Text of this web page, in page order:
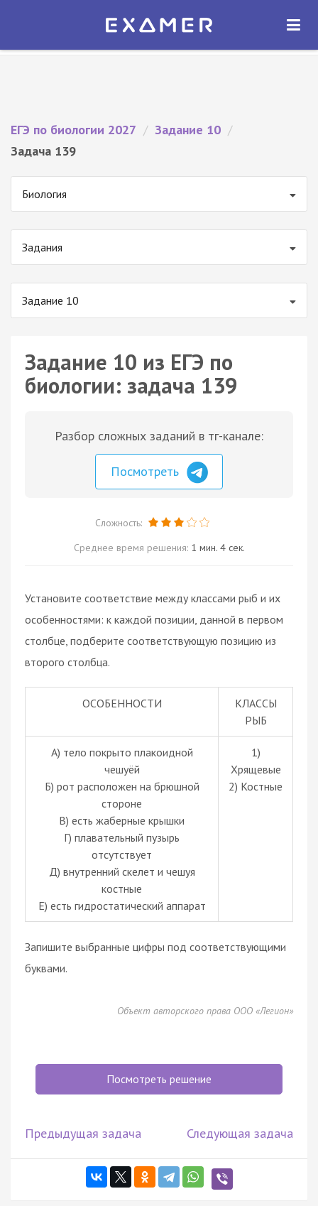
Экзамер — ЕГЭ 2027
ОТКРЫТЬ
ЕГЭ по биологии 2027 / Задание 10 /
Задача 139
Биология
Задания
Задание 10
Задание 10 из ЕГЭ по
биологии: задача 139
Разбор сложных заданий в тг-канале:
Посмотреть
Сложность:
Среднее время решения: 1 мин. 4 сек.
Установите соответствие между классами рыб и их
особенностями: к каждой позиции, данной в первом
столбце, подберите соответствующую позицию из
второго столбца.
ОСОБЕННОСТИ
КЛАССЫ
РЫБ
А) тело покрыто плакоидной
чешуёй
Б) рот расположен на брюшной
стороне
В) есть жаберные крышки
Г) плавательный пузырь
отсутствует
Д) внутренний скелет и чешуя
костные
Е) есть гидростатический аппарат
1)
Хрящевые
2) Костные
Запишите выбранные цифры под соответствующими
буквами.
Объект авторского права ООО «Легион»
Посмотреть решение
Предыдущая задача Следующая задача